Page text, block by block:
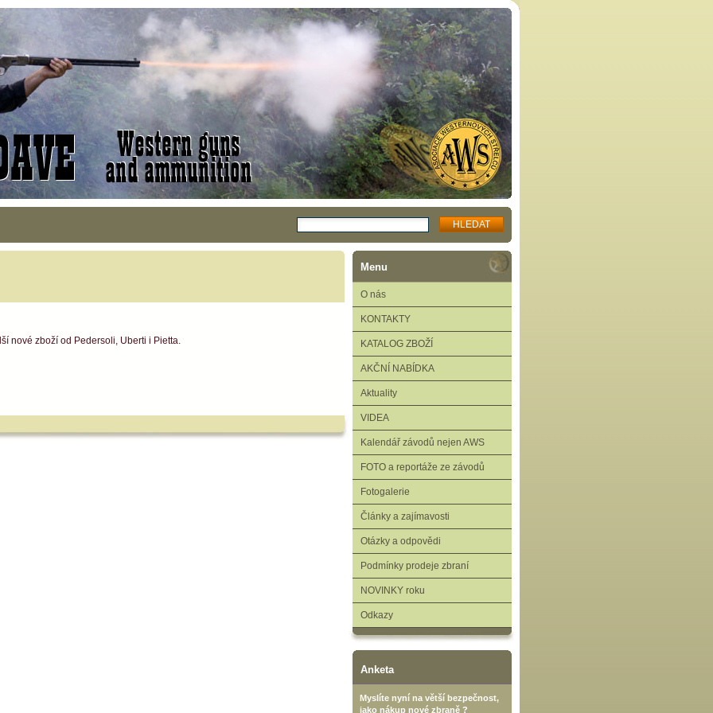
nové zboží od Pedersoli, Uberti i Pietta.
Menu
O nás
KONTAKTY
KATALOG ZBOŽÍ
AKČNÍ NABÍDKA
Aktuality
VIDEA
Kalendář závodů nejen AWS
FOTO a reportáže ze závodů
Fotogalerie
Články a zajímavosti
Otázky a odpovědi
Podmínky prodeje zbraní
NOVINKY roku
Odkazy
Anketa
Myslíte nyní na větší bezpečnost,
jako nákup nové zbraně ?